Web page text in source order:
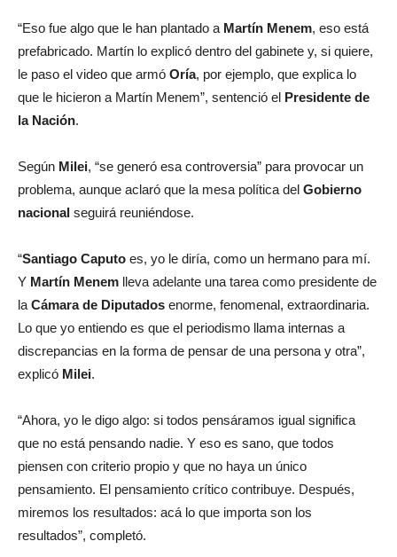
“Eso fue algo que le han plantado a Martín Menem, eso está
prefabricado. Martín lo explicó dentro del gabinete y, si quiere,
le paso el video que armó Oría, por ejemplo, que explica lo
que le hicieron a Martín Menem”, sentenció el Presidente de
la Nación.
Según Milei, “se generó esa controversia” para provocar un
problema, aunque aclaró que la mesa política del Gobierno
nacional seguirá reuniéndose.
“Santiago Caputo es, yo le diría, como un hermano para mí.
Y Martín Menem lleva adelante una tarea como presidente de
la Cámara de Diputados enorme, fenomenal, extraordinaria.
Lo que yo entiendo es que el periodismo llama internas a
discrepancias en la forma de pensar de una persona y otra”,
explicó Milei.
“Ahora, yo le digo algo: si todos pensáramos igual significa
que no está pensando nadie. Y eso es sano, que todos
piensen con criterio propio y que no haya un único
pensamiento. El pensamiento crítico contribuye. Después,
miremos los resultados: acá lo que importa son los
resultados”, completó.